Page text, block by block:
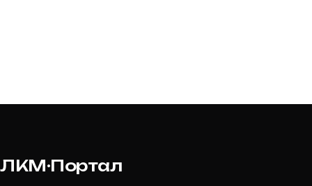
ЛКМ·Портал